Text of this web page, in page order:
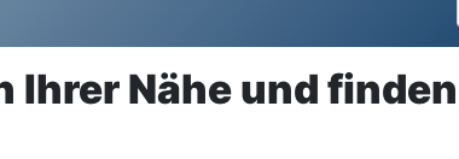
Ihrer Nähe und